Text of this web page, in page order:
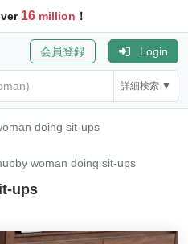
16 million ！
会員登録 Login
詳細検索 ▼
doing sit-ups
woman doing sit-ups
ups